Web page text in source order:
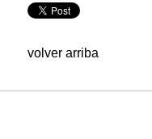
volver arriba